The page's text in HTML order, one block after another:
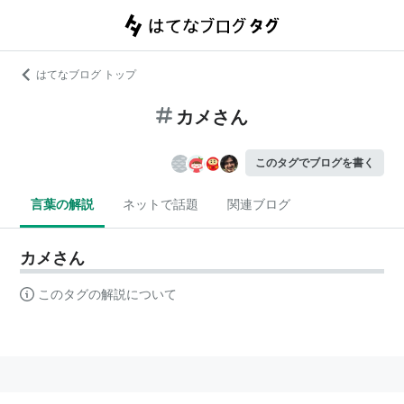
はてなブログ トップ
カメさん
このタグでブログを書く
言葉の解説 ネットで話題 関連ブログ
カメさん
このタグの解説について